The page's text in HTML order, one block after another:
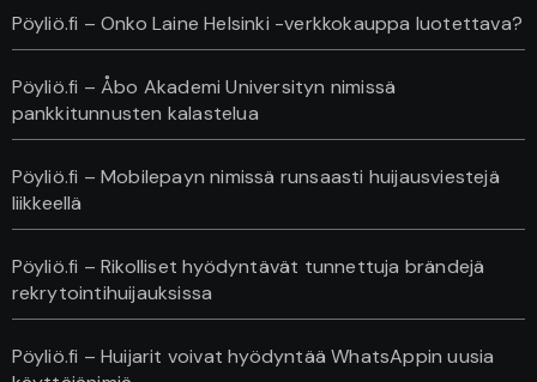
Pöyliö.fi – Onko Laine Helsinki -verkkokauppa luotettava?
Pöyliö.fi – Åbo Akademi Universityn nimissä
pankkitunnusten kalastelua
Pöyliö.fi – Mobilepayn nimissä runsaasti huijausviestejä
liikkeellä
Pöyliö.fi – Rikolliset hyödyntävät tunnettuja brändejä
rekrytointihuijauksissa
Pöyliö.fi – Huijarit voivat hyödyntää WhatsAppin uusia